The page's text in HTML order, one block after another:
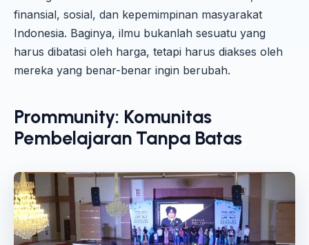
finansial, sosial, dan kepemimpinan masyarakat
Indonesia. Baginya, ilmu bukanlah sesuatu yang
harus dibatasi oleh harga, tetapi harus diakses oleh
mereka yang benar-benar ingin berubah.
Prommunity: Komunitas
Pembelajaran Tanpa Batas